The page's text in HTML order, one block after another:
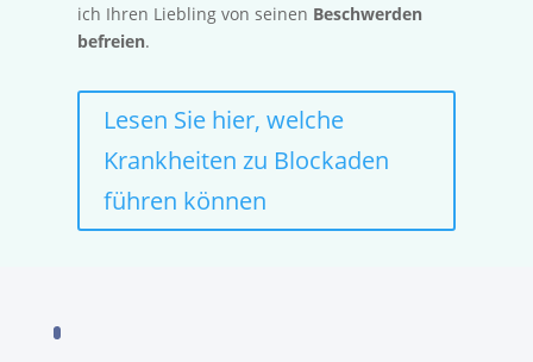
ich Ihren Liebling von seinen Beschwerden
befreien.
Lesen Sie hier, welche
Krankheiten zu Blockaden
führen können